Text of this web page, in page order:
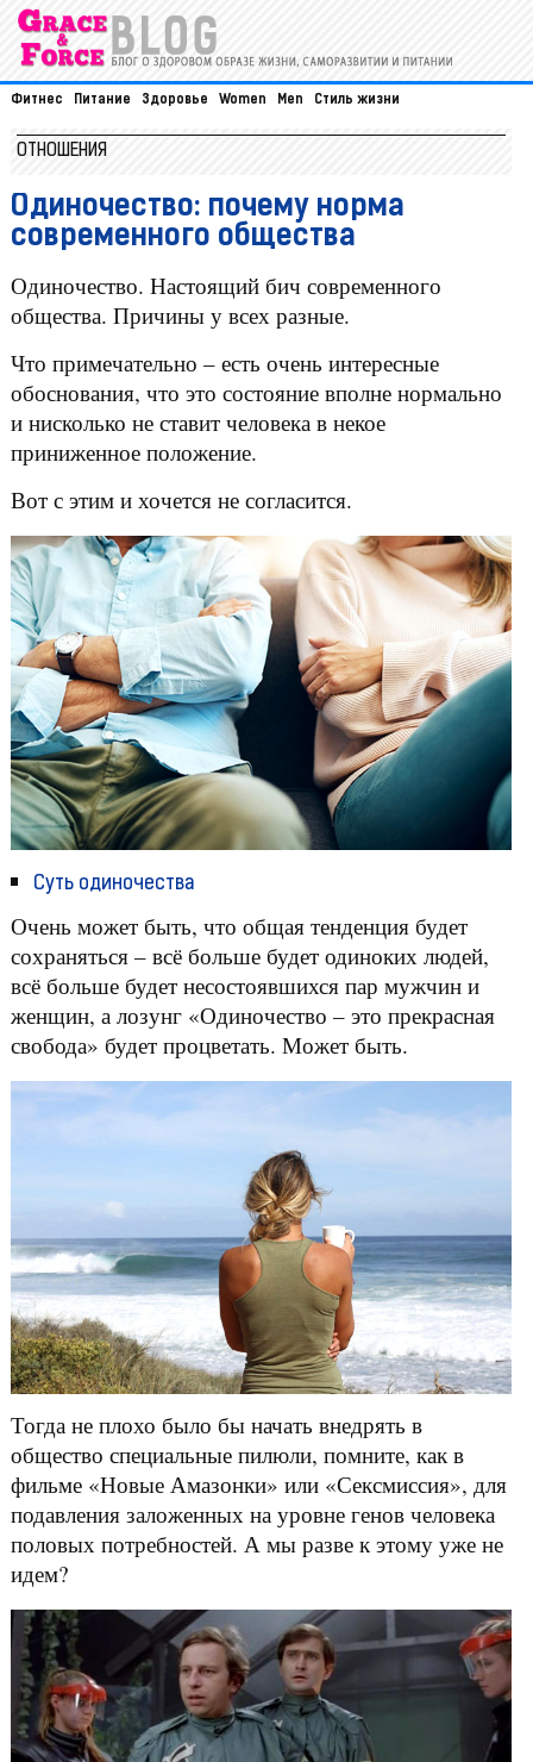
Фитнес Питание Здоровье Women Men Стиль жизни
ОТНОШЕНИЯ
Одиночество: почему норма
современного общества
Одиночество. Настоящий бич современного
общества. Причины у всех разные.
Что примечательно – есть очень интересные
обоснования, что это состояние вполне нормально
и нисколько не ставит человека в некое
приниженное положение.
Вот с этим и хочется не согласится.
Суть одиночества
Очень может быть, что общая тенденция будет
сохраняться – всё больше будет одиноких людей,
всё больше будет несостоявшихся пар мужчин и
женщин, а лозунг «Одиночество – это прекрасная
свобода» будет процветать. Может быть.
Тогда не плохо было бы начать внедрять в
общество специальные пилюли, помните, как в
фильме «Новые Амазонки» или «Сексмиссия», для
подавления заложенных на уровне генов человека
половых потребностей. А мы разве к этому уже не
идем?